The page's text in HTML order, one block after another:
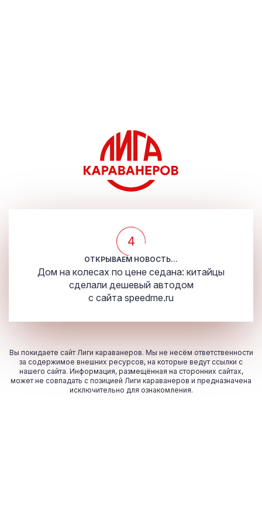
4
ОТКРЫВАЕМ НОВОСТЬ...
Дом на колесах по цене седана: китайцы
сделали дешевый автодом
с сайта speedme.ru
Вы покидаете сайт Лиги караванеров. Мы не несём ответственности
за содержимое внешних ресурсов, на которые ведут ссылки с
нашего сайта. Информация, размещённая на сторонних сайтах,
может не совпадать с позицией Лиги караванеров и предназначена
исключительно для ознакомления.